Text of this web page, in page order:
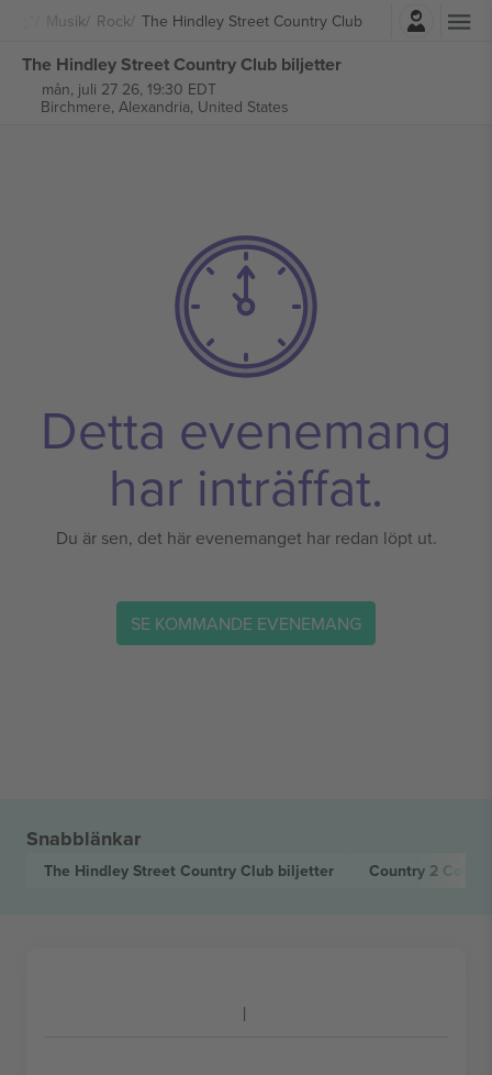
Musik Rock The Hindley Street Country Club
Logga in
The Hindley Street Country Club biljetter
mån, juli 27 26, 19:30 EDT
Birchmere, Alexandria, United States
Detta evenemang
har inträffat.
Du är sen, det här evenemanget har redan löpt ut.
SE KOMMANDE EVENEMANG
Snabblänkar
The Hindley Street Country Club biljetter Country 2